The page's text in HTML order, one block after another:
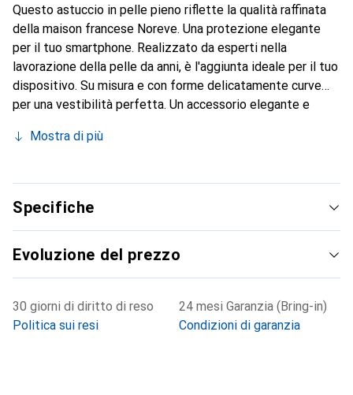
Questo astuccio in pelle pieno riflette la qualità raffinata
della maison francese Noreve. Una protezione elegante
per il tuo smartphone. Realizzato da esperti nella
lavorazione della pelle da anni, è l'aggiunta ideale per il tuo
dispositivo. Su misura e con forme delicatamente curve
per una vestibilità perfetta. Un accessorio elegante e
Noreve è conosciuto a livello internazionale per i suoi
per il cliente esigente.
Mostra di più
Specifiche
Evoluzione del prezzo
30 giorni di diritto di reso
Politica sui resi
24 mesi Garanzia (Bring-in)
Condizioni di garanzia